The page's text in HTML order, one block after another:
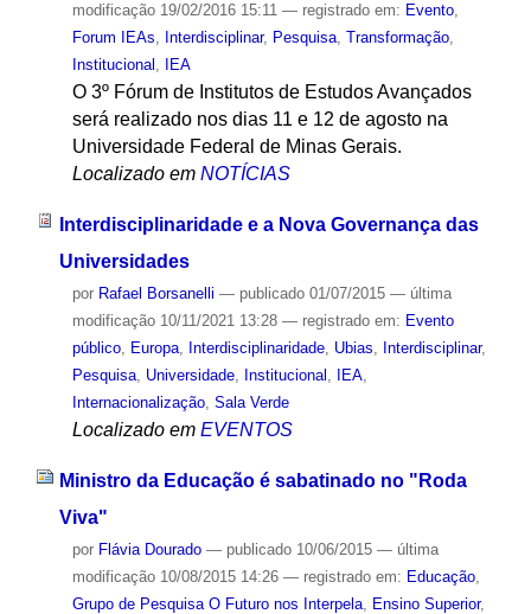
modificação19/02/2016 15:11 — registrado em: Evento,
Forum IEAs, Interdisciplinar, Pesquisa, Transformação,
Institucional , IEA
O 3º Fórum de Institutos de Estudos Avançados
será realizado nos dias 11 e 12 de agosto na
Universidade Federal de Minas Gerais.
Localizado em NOTÍCIAS
Interdisciplinaridade e a Nova Governança das
Universidades
por Rafael Borsanelli — publicado01/07/2015 — última
modificação10/11/2021 13:28 — registrado em: Evento
público, Europa, Interdisciplinaridade, Ubias, Interdisciplinar,
Pesquisa, Universidade, Institucional , IEA,
Internacionalização, Sala Verde
Localizado em EVENTOS
Ministro da Educação é sabatinado no "Roda
Viva"
por Flávia Dourado — publicado10/06/2015 — última
modificação10/08/2015 14:26 — registrado em: Educação,
Grupo de Pesquisa O Futuro nos Interpela, Ensino Superior,